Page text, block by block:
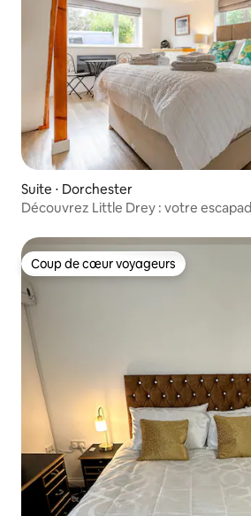
Suite ⋅ Dorchester
Découvrez Little Drey : votre
Coup de cœur voyageurs
Coup de cœur voyageurs